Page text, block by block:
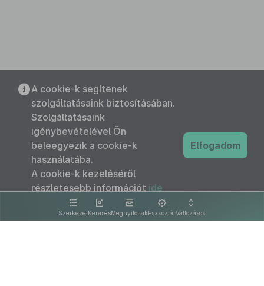
SzerkezetKeresésMegnyitottakEszköztárVáltozások
A cookie-k segítenek
szolgáltatásaink biztosításában.
Szolgáltatásaink
igénybevételével Ön
beleegyezik a cookie-k
használatába.
A cookie-k kezeléséről
részletesebb információt ide
kattintva olvashat.
Elfogadom